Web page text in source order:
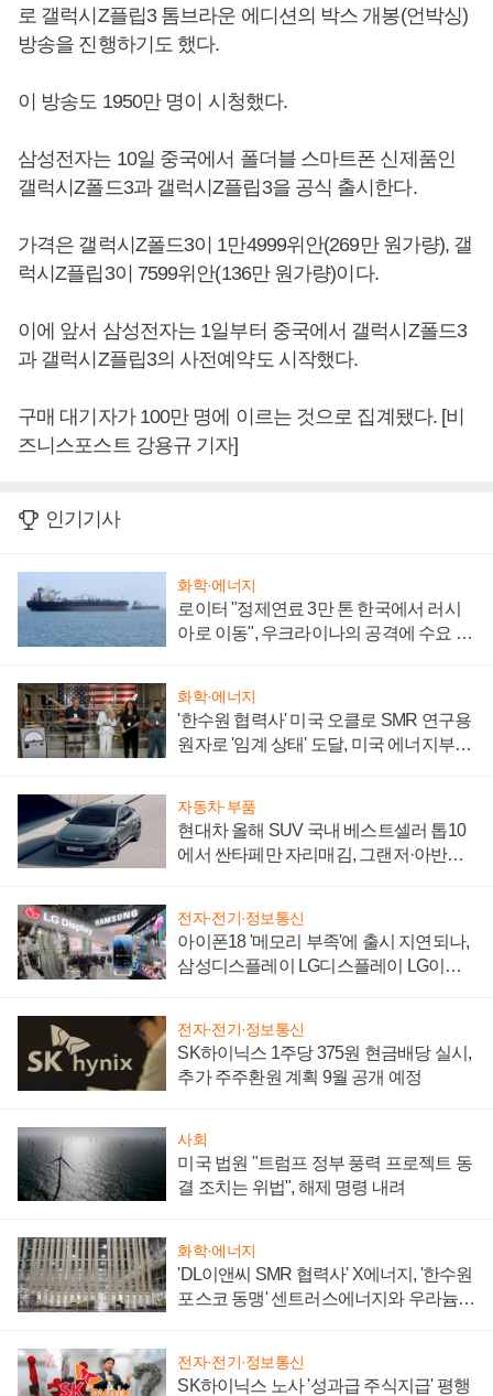
로 갤럭시Z플립3 톰브라운 에디션의 박스 개봉(언박싱)
방송을 진행하기도 했다.
이 방송도 1950만 명이 시청했다.
삼성전자는 10일 중국에서 폴더블 스마트폰 신제품인
갤럭시Z폴드3과 갤럭시Z플립3을 공식 출시한다.
가격은 갤럭시Z폴드3이 1만4999위안(269만 원가량), 갤
럭시Z플립3이 7599위안(136만 원가량)이다.
이에 앞서 삼성전자는 1일부터 중국에서 갤럭시Z폴드3
과 갤럭시Z플립3의 사전예약도 시작했다.
구매 대기자가 100만 명에 이르는 것으로 집계됐다. [비
즈니스포스트 강용규 기자]
인기기사
화학·에너지
로이터 "정제연료 3만 톤 한국에서 러시
아로 이동", 우크라이나의 공격에 수요 늘
화학·에너지
'한수원 협력사' 미국 오클로 SMR 연구용
원자로 '임계 상태' 도달, 미국 에너지부
자동차·부품
현대차 올해 SUV 국내 베스트셀러 톱10
에서 싼타페만 자리매김, 그랜저·아반떼
전자·전기·정보통신
아이폰18 '메모리 부족'에 출시 지연되나,
삼성디스플레이 LG디스플레이 LG이노
전자·전기·정보통신
SK하이닉스 1주당 375원 현금배당 실시,
추가 주주환원 계획 9월 공개 예정
사회
미국 법원 "트럼프 정부 풍력 프로젝트 동
결 조치는 위법", 해제 명령 내려
화학·에너지
'DL이앤씨 SMR 협력사' X에너지, '한수원
포스코 동맹' 센트러스에너지와 우라늄
전자·전기·정보통신
SK하이닉스 노사 '성과급 주식지급' 평행